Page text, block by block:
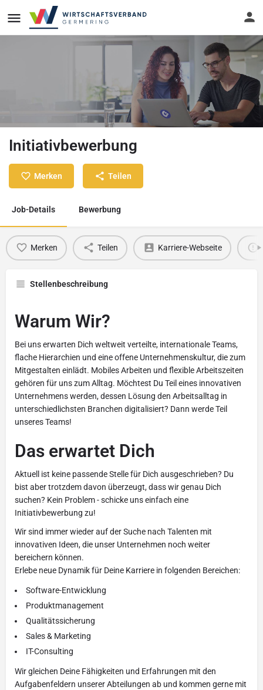
Initiativbewerbung
Merken Teilen
Job-Details Bewerbung
Merken Teilen Karriere-Webseite
Stellenbeschreibung
Warum Wir?
Bei uns erwarten Dich weltweit verteilte, internationale Teams,
flache Hierarchien und eine offene Unternehmenskultur, die zum
Mitgestalten einlädt. Mobiles Arbeiten und flexible Arbeitszeiten
gehören für uns zum Alltag. Möchtest Du Teil eines innovativen
Unternehmens werden, dessen Lösung den Arbeitsalltag in
unterschiedlichsten Branchen digitalisiert? Dann werde Teil
unseres Teams!
Das erwartet Dich
Aktuell ist keine passende Stelle für Dich ausgeschrieben? Du
bist aber trotzdem davon überzeugt, dass wir genau Dich
suchen? Kein Problem - schicke uns einfach eine
Initiativbewerbung zu!
Wir sind immer wieder auf der Suche nach Talenten mit
innovativen Ideen, die unser Unternehmen noch weiter
bereichern können.
Erlebe neue Dynamik für Deine Karriere in folgenden Bereichen:
Software-Entwicklung
Produktmanagement
Qualitätssicherung
Sales & Marketing
IT-Consulting
Wir gleichen Deine Fähigkeiten und Erfahrungen mit den
Aufgabenfeldern unserer Abteilungen ab und kommen gerne mit